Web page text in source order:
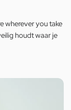
wherever you take
houdt waar je